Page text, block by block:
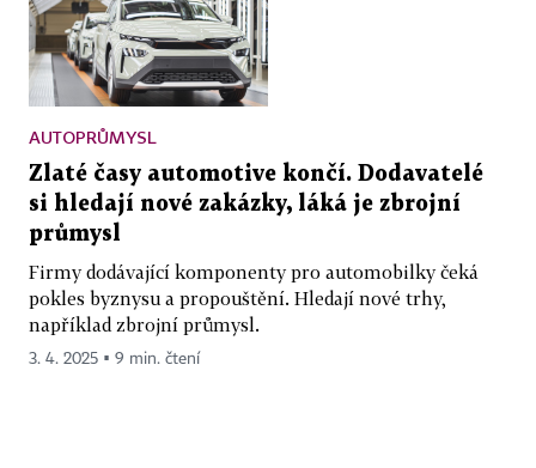
AUTOPRŮMYSL
Zlaté časy automotive končí. Dodavatelé
si hledají nové zakázky, láká je zbrojní
průmysl
Firmy dodávající komponenty pro automobilky čeká
pokles byznysu a propouštění. Hledají nové trhy,
například zbrojní průmysl.
3. 4. 2025 ▪ 9 min. čtení